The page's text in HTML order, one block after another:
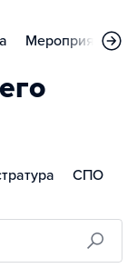
Мероприятия
СПО